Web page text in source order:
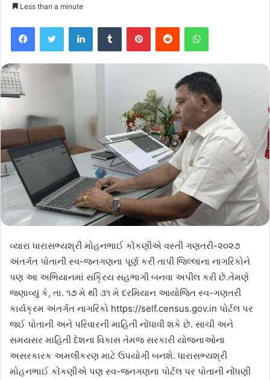
Less than a minute
FacebookTwitter LinkedInTumblr PinterestReddit WhatsApp
વ્યારા ધારાસભ્યશ્રી મોહનભાઈ કોંકણીએ વસ્તી ગણતરી-૨૦૨૭
અંતર્ગત પોતાની સ્વ-જનગણના પૂર્ણ કરી તાપી જિલ્લાના નાગરિકોને
પણ આ અભિયાનમાં સક્રિય સહભાગી બનવા અપીલ કરી છે.તેમણે
જણાવ્યું કે, તા. ૧૭ મે થી ૩૧ મે દરમિયાન આયોજિત સ્વ-ગણતરી
કાર્યક્રમ અંતર્ગત નાગરિકો https://self.census.gov.in પોર્ટલ પર
જઈ પોતાની અને પરિવારની માહિતી નોંધાવી શકે છે. સાચી અને
સમયસર માહિતી દેશના વિકાસ તેમજ સરકારી યોજનાઓના
અસરકારક અમલીકરણ માટે ઉપયોગી બનશે. ધારાસભ્યશ્રી
મોહનભાઈ કોંકણીએ પણ સ્વ-જનગણના પોર્ટલ પર પોતાની નોંધણી